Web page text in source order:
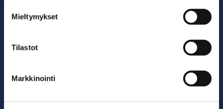
Mieltymykset
Tilastot
Markkinointi29 vuoden kokemuksella ympäri Suomen